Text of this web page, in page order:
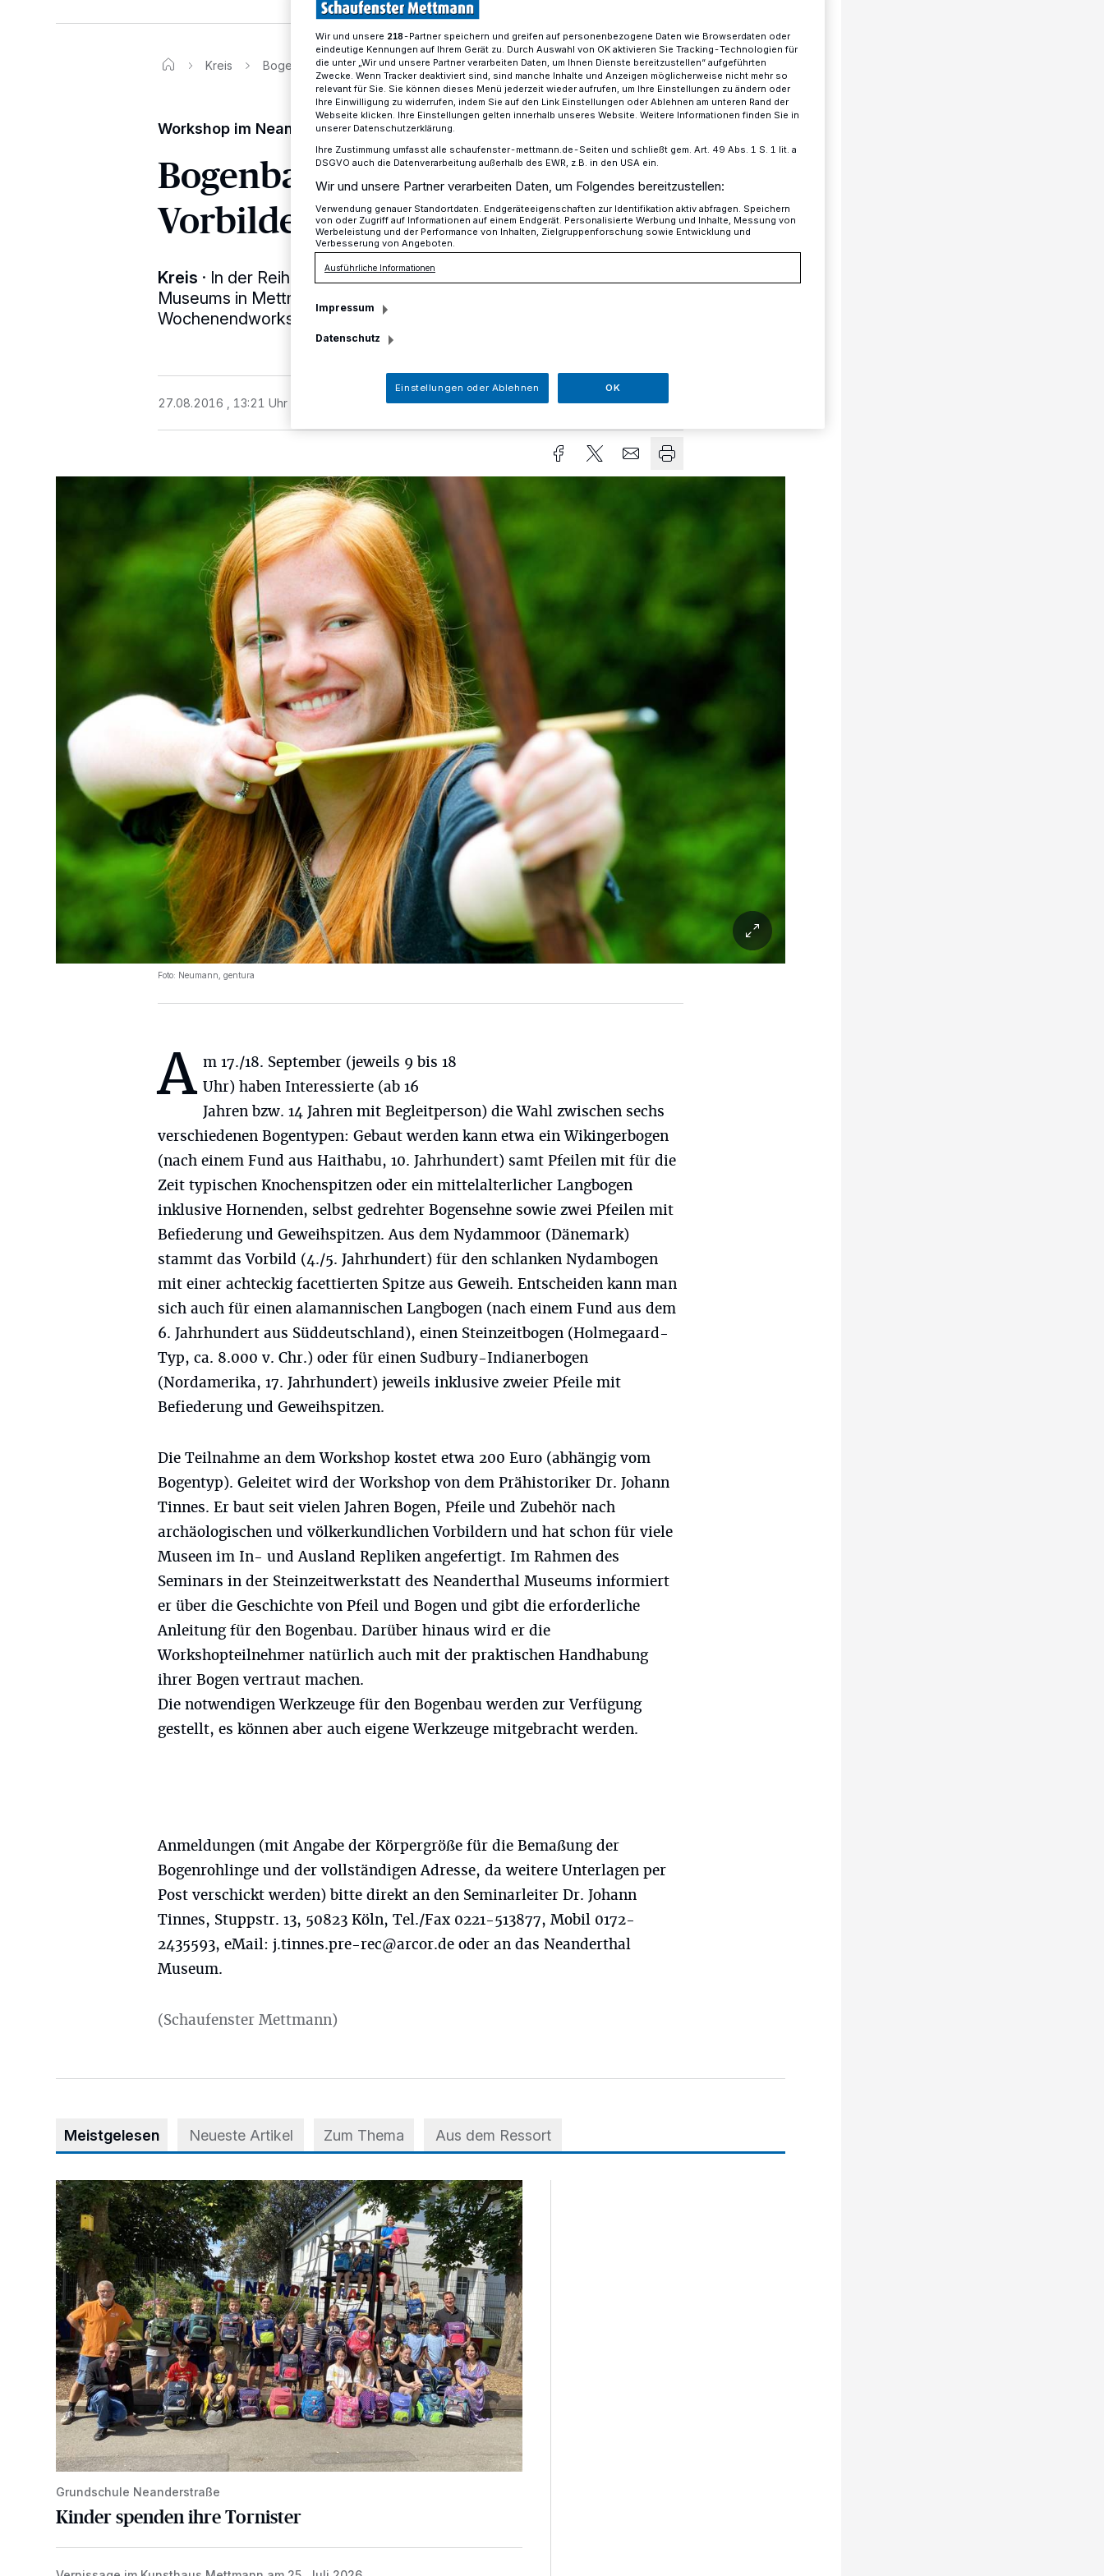
Kreis Bogenbau nach klassischen Vorbildern
Workshop im Neanderthal Museum
Bogenbau nach klassischen
Vorbildern
Kreis · In der Reihe der beliebten Bogenbauseminare des Neanderthal
Museums in Mettmann steht im September wieder ein
Wochenendworkshop auf dem Programm.
27.08.2016 , 13:21 Uhr Eine Minute Lesezeit
Foto: Neumann, gentura
A m 17./18. September (jeweils 9 bis 18
Uhr) haben Interessierte (ab 16
Jahren bzw. 14 Jahren mit Begleitperson) die Wahl zwischen sechs
verschiedenen Bogentypen: Gebaut werden kann etwa ein Wikingerbogen
(nach einem Fund aus Haithabu, 10. Jahrhundert) samt Pfeilen mit für die
Zeit typischen Knochenspitzen oder ein mittelalterlicher Langbogen
inklusive Hornenden, selbst gedrehter Bogensehne sowie zwei Pfeilen mit
Befiederung und Geweihspitzen. Aus dem Nydammoor (Dänemark)
stammt das Vorbild (4./5. Jahrhundert) für den schlanken Nydambogen
mit einer achteckig facettierten Spitze aus Geweih. Entscheiden kann man
sich auch für einen alamannischen Langbogen (nach einem Fund aus dem
6. Jahrhundert aus Süddeutschland), einen Steinzeitbogen (Holmegaard-
Typ, ca. 8.000 v. Chr.) oder für einen Sudbury-Indianerbogen
(Nordamerika, 17. Jahrhundert) jeweils inklusive zweier Pfeile mit
Befiederung und Geweihspitzen.
Die Teilnahme an dem Workshop kostet etwa 200 Euro (abhängig vom
Bogentyp). Geleitet wird der Workshop von dem Prähistoriker Dr. Johann
Tinnes. Er baut seit vielen Jahren Bogen, Pfeile und Zubehör nach
archäologischen und völkerkundlichen Vorbildern und hat schon für viele
Museen im In- und Ausland Repliken angefertigt. Im Rahmen des
Seminars in der Steinzeitwerkstatt des Neanderthal Museums informiert
er über die Geschichte von Pfeil und Bogen und gibt die erforderliche
Anleitung für den Bogenbau. Darüber hinaus wird er die
Workshopteilnehmer natürlich auch mit der praktischen Handhabung
ihrer Bogen vertraut machen.
Die notwendigen Werkzeuge für den Bogenbau werden zur Verfügung
gestellt, es können aber auch eigene Werkzeuge mitgebracht werden.
Anmeldungen (mit Angabe der Körpergröße für die Bemaßung der
Bogenrohlinge und der vollständigen Adresse, da weitere Unterlagen per
Post verschickt werden) bitte direkt an den Seminarleiter Dr. Johann
Tinnes, Stuppstr. 13, 50823 Köln, Tel./Fax 0221-513877, Mobil 0172-
2435593, eMail: j.tinnes.pre-rec@arcor.de oder an das Neanderthal
Museum.
(Schaufenster Mettmann)
Meistgelesen Neueste Artikel Zum Thema Aus dem Ressort
Kinder spenden ihre Tornister
Grundschule Neanderstraße
Kinder spenden ihre Tornister
Wir und unsere 218-Partner speichern und greifen auf personenbezogene Daten wie Browserdaten oder
eindeutige Kennungen auf Ihrem Gerät zu. Durch Auswahl von OK aktivieren Sie Tracking-Technologien für
die unter „Wir und unsere Partner verarbeiten Daten, um Ihnen Dienste bereitzustellen“ aufgeführten
Zwecke. Wenn Tracker deaktiviert sind, sind manche Inhalte und Anzeigen möglicherweise nicht mehr so
relevant für Sie. Sie können dieses Menü jederzeit wieder aufrufen, um Ihre Einstellungen zu ändern oder
Ihre Einwilligung zu widerrufen, indem Sie auf den Link Einstellungen oder Ablehnen am unteren Rand der
Webseite klicken. Ihre Einstellungen gelten innerhalb unseres Website. Weitere Informationen finden Sie in
unserer Datenschutzerklärung.
Ihre Zustimmung umfasst alle schaufenster-mettmann.de-Seiten und schließt gem. Art. 49 Abs. 1 S. 1 lit. a
DSGVO auch die Datenverarbeitung außerhalb des EWR, z.B. in den USA ein.
Wir und unsere Partner verarbeiten Daten, um Folgendes bereitzustellen:
Verwendung genauer Standortdaten. Endgeräteeigenschaften zur Identifikation aktiv abfragen. Speichern
von oder Zugriff auf Informationen auf einem Endgerät. Personalisierte Werbung und Inhalte, Messung von
Werbeleistung und der Performance von Inhalten, Zielgruppenforschung sowie Entwicklung und
Verbesserung von Angeboten.
Ausführliche Informationen
Impressum
Datenschutz
Einstellungen oder Ablehnen OK